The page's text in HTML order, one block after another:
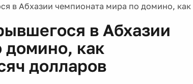
в Абхазии чемпионата мира по домино, как
в Абхазии
домино, как
долларов